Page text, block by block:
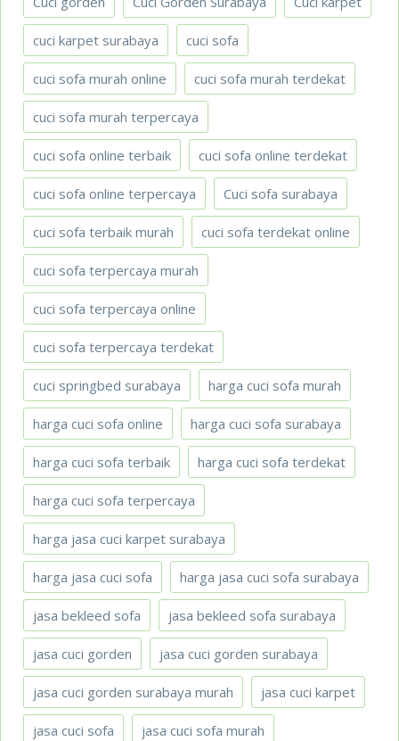
cuci karpet surabaya cuci sofa
cuci sofa murah online cuci sofa murah terdekat
cuci sofa murah terpercaya
cuci sofa online terbaik cuci sofa online terdekat
cuci sofa online terpercaya Cuci sofa surabaya
cuci sofa terbaik murah cuci sofa terdekat online
cuci sofa terpercaya murah
cuci sofa terpercaya online
cuci sofa terpercaya terdekat
cuci springbed surabaya harga cuci sofa murah
harga cuci sofa online harga cuci sofa surabaya
harga cuci sofa terbaik harga cuci sofa terdekat
harga cuci sofa terpercaya
harga jasa cuci karpet surabaya
harga jasa cuci sofa harga jasa cuci sofa surabaya
jasa bekleed sofa jasa bekleed sofa surabaya
jasa cuci gorden jasa cuci gorden surabaya
jasa cuci gorden surabaya murah jasa cuci karpet
jasa cuci sofa jasa cuci sofa murah